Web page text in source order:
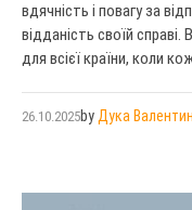
вдячність і повагу за
відданість своїй
для всієї країни, коли
26.10.2025by Дука